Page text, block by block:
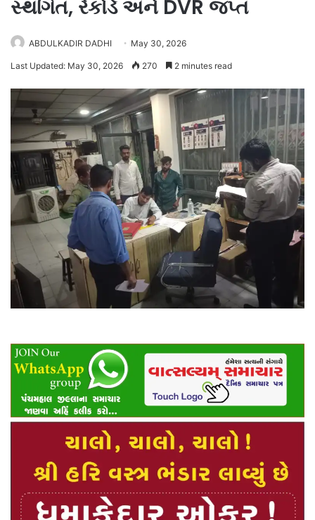
સ્થગિત, રેકોર્ડ અને DVR જપ્ત
ABDULKADIR DADHI May 30, 2026
Last Updated: May 30, 2026 270 2 minutes read